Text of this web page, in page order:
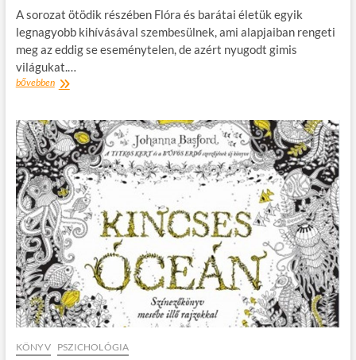
A sorozat ötödik részében Flóra és barátai életük egyik
legnagyobb kihívásával szembesülnek, ami alapjaiban rengeti
meg az eddig se eseménytelen, de azért nyugodt gimis
világukat.…
bővebbenKalapos
–
Nagy
döntések…
és
az
érettség
mérő
bekapcsol
KÖNYV PSZICHOLÓGIA